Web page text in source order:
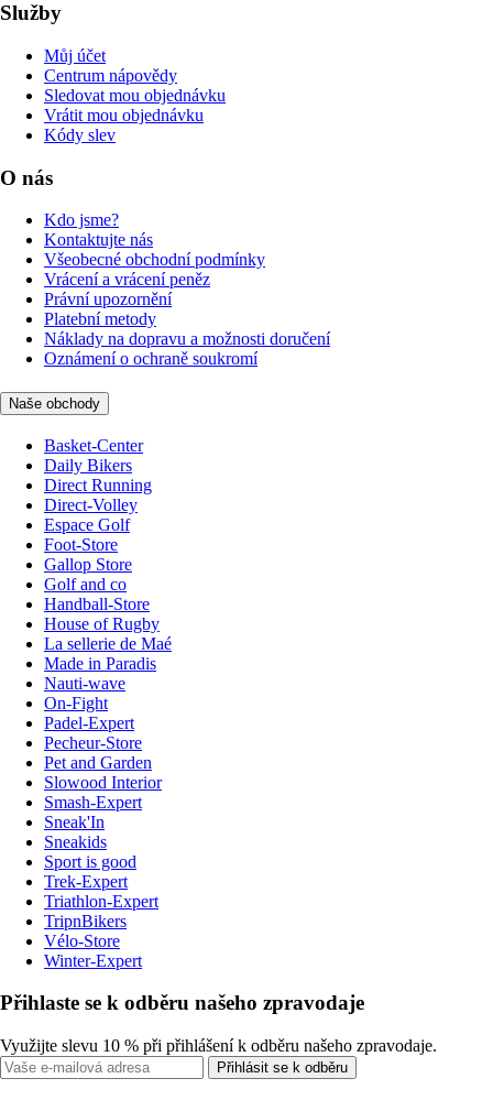
Služby
Můj účet
Centrum nápovědy
Sledovat mou objednávku
Vrátit mou objednávku
Kódy slev
O nás
Kdo jsme?
Kontaktujte nás
Všeobecné obchodní podmínky
Vrácení a vrácení peněz
Právní upozornění
Platební metody
Náklady na dopravu a možnosti doručení
Oznámení o ochraně soukromí
Naše obchody
Basket-Center
Daily Bikers
Direct Running
Direct-Volley
Espace Golf
Foot-Store
Gallop Store
Golf and co
Handball-Store
House of Rugby
La sellerie de Maé
Made in Paradis
Nauti-wave
On-Fight
Padel-Expert
Pecheur-Store
Pet and Garden
Slowood Interior
Smash-Expert
Sneak'In
Sneakids
Sport is good
Trek-Expert
Triathlon-Expert
TripnBikers
Vélo-Store
Winter-Expert
Přihlaste se k odběru našeho zpravodaje
Využijte slevu 10 % při přihlášení k odběru našeho zpravodaje.
Přihlásit se k odběru